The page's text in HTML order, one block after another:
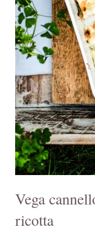
Vega
ricotta